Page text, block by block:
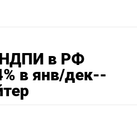
в РФ
в янв/дек--